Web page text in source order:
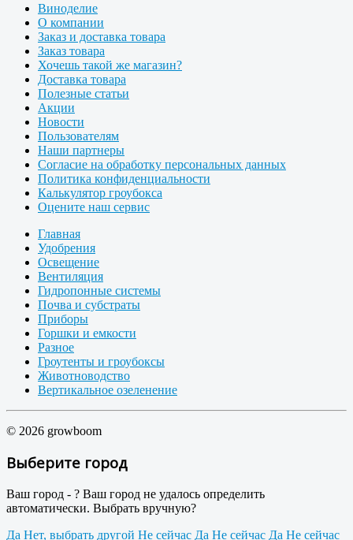
Виноделие
О компании
Заказ и доставка товара
Заказ товара
Хочешь такой же магазин?
Доставка товара
Полезные статьи
Акции
Новости
Пользователям
Наши партнеры
Согласие на обработку персональных данных
Политика конфиденциальности
Калькулятор гроубокса
Оцените наш сервис
Главная
Удобрения
Освещение
Вентиляция
Гидропонные системы
Почва и субстраты
Приборы
Горшки и емкости
Разное
Гроутенты и гроубоксы
Животноводство
Вертикальное озеленение
© 2026 growboom
Выберите город
Ваш город - ? Ваш город не удалось определить
автоматически. Выбрать вручную?
Да Нет, выбрать другой Не сейчас Да Не сейчас Да Не сейчас